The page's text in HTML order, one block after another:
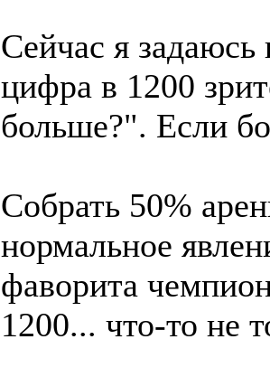
Сейчас я
цифра в 1200
больше?". Если
Собрать 50%
нормальное
фаворита
1200... что-то не